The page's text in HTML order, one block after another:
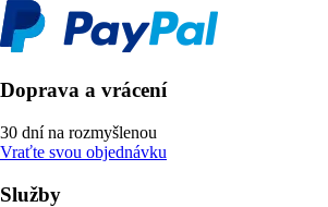
Doprava a vrácení
30 dní na rozmyšlenou
Vraťte svou objednávku
Služby